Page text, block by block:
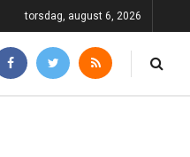
torsdag, august 6, 2026